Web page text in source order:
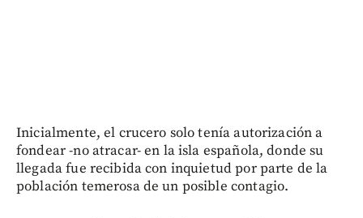
Inicialmente, el crucero solo tenía autorización a
fondear -no atracar- en la isla española, donde su
llegada fue recibida con inquietud por parte de la
población temerosa de un posible contagio.